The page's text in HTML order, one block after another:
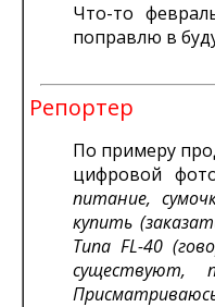
Что-то
поправлю в
Репортер
По примеру
цифровой
питание,
купить
Типа FL-40
существуют,